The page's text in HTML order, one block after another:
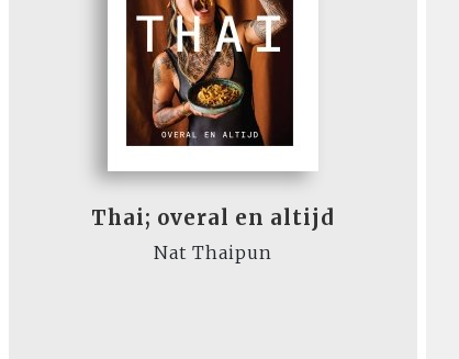
Thai; overal en altijd
Nat Thaipun